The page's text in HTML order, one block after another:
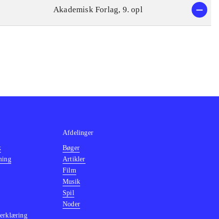
Akademisk Forlag, 9. opl
Afdelinger
Bøger
Artikler
Film
Musik
Spil
Noder